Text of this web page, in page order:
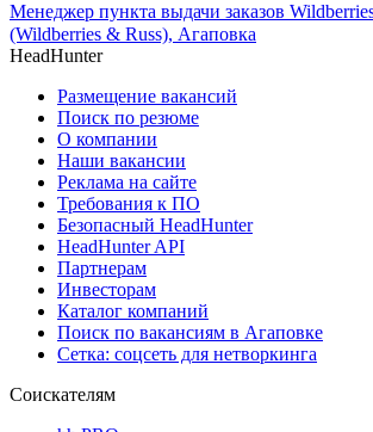
Менеджер пункта выдачи заказов
(Wildberries & Russ), Агаповка
HeadHunter
Размещение вакансий
Поиск по резюме
О компании
Наши вакансии
Реклама на сайте
Требования к ПО
Безопасный HeadHunter
HeadHunter API
Партнерам
Инвесторам
Каталог компаний
Поиск по вакансиям в Агаповке
Сетка: соцсеть для нетворкинга
Соискателям